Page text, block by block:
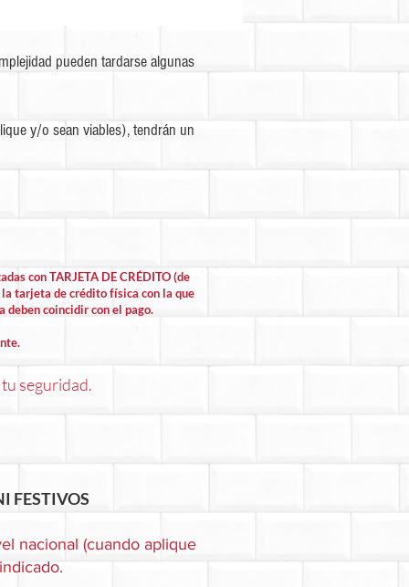
pueden tardarse algunas
y/o sean viables), tendrán un
con TARJETA DE CRÉDITO (de
tarjeta de crédito física con la que
coincidir con el pago.
seguridad.
FESTIVOS
nacional (cuando aplique